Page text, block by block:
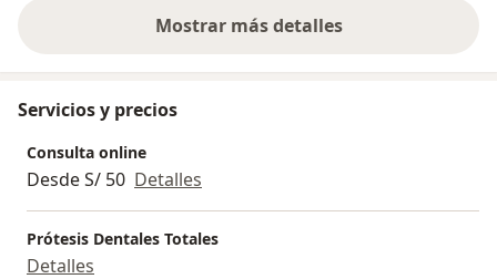
Mostrar más detalles
sobre la experiencia
Servicios y precios
Consulta online
Desde S/ 50 Detalles
Prótesis Dentales Totales
Detalles